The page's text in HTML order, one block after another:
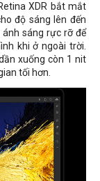
XDR bắt mắt
độ sáng lên đến
ánh sáng rực rỡ để
khi ở ngoài trời.
xuống còn 1 nit
tối hơn.